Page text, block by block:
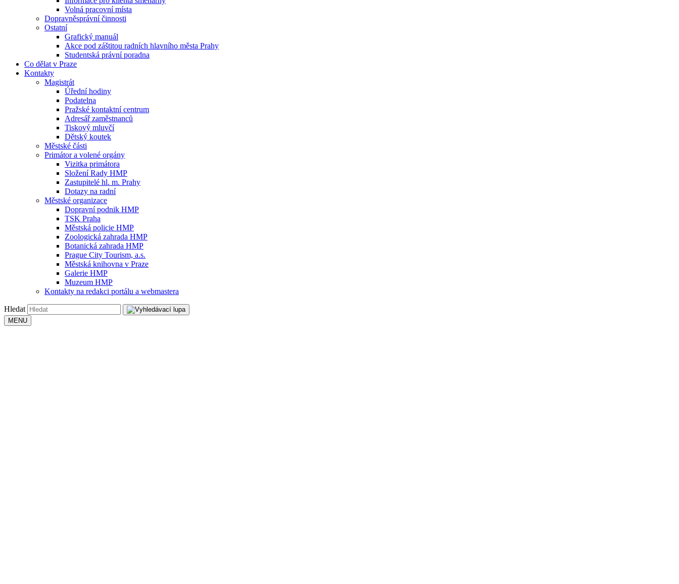
Volná pracovní místa
Dopravněsprávní činnosti
Ostatní
Grafický manuál
Akce pod záštitou radních hlavního města Prahy
Studentská právní poradna
Co dělat v Praze
Kontakty
Magistrát
Úřední hodiny
Podatelna
Pražské kontaktní centrum
Adresář zaměstnanců
Tiskový mluvčí
Dětský koutek
Městské části
Primátor a volené orgány
Vizitka primátora
Složení Rady HMP
Zastupitelé hl. m. Prahy
Dotazy na radní
Městské organizace
Dopravní podnik HMP
TSK Praha
Městská policie HMP
Zoologická zahrada HMP
Botanická zahrada HMP
Prague City Tourism, a.s.
Městská knihovna v Praze
Galerie HMP
Muzeum HMP
Kontakty na redakci portálu a webmastera
Hledat
MENU